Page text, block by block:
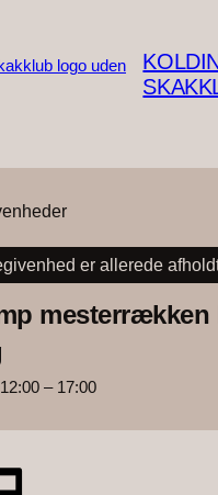
er allerede
– 17:00